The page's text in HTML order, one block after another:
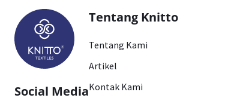
Social Media
Tentang Knitto
Tentang Kami
Artikel
Kontak Kami